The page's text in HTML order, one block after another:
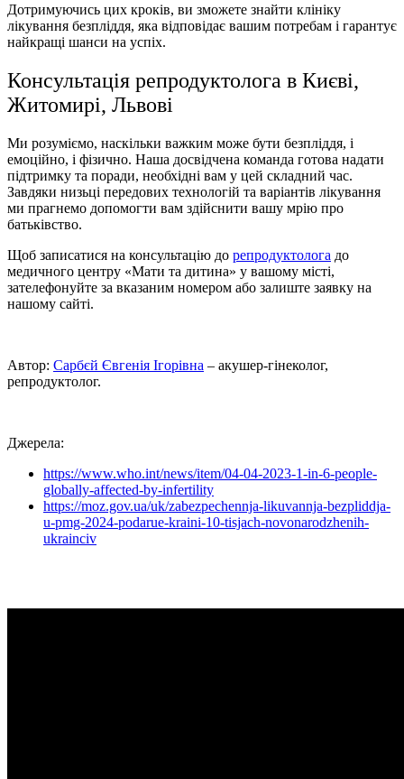
Дотримуючись цих кроків, ви зможете знайти клініку
лікування безпліддя, яка відповідає вашим потребам і гарантує
найкращі шанси на успіх.
Консультація репродуктолога в Києві,
Житомирі, Львові
Ми розуміємо, наскільки важким може бути безпліддя, і
емоційно, і фізично. Наша досвідчена команда готова надати
підтримку та поради, необхідні вам у цей складний час.
Завдяки низьці передових технологiй та варіантів лікування
ми прагнемо допомогти вам здійснити вашу мрію про
батьківство.
Щоб записатися на консультацію до репродуктолога до
медичного центру «Мати та дитина» у вашому місті,
зателефонуйте за вказаним номером або залиште заявку на
нашому сайті.
Автор: Сарбєй Євгенія Ігорівна – акушер-гінеколог,
репродуктолог.
Джерела:
https://www.who.int/news/item/04-04-2023-1-in-6-people-
globally-affected-by-infertility
https://moz.gov.ua/uk/zabezpechennja-likuvannja-bezpliddja-
u-pmg-2024-podarue-kraini-10-tisjach-novonarodzhenih-
ukrainciv